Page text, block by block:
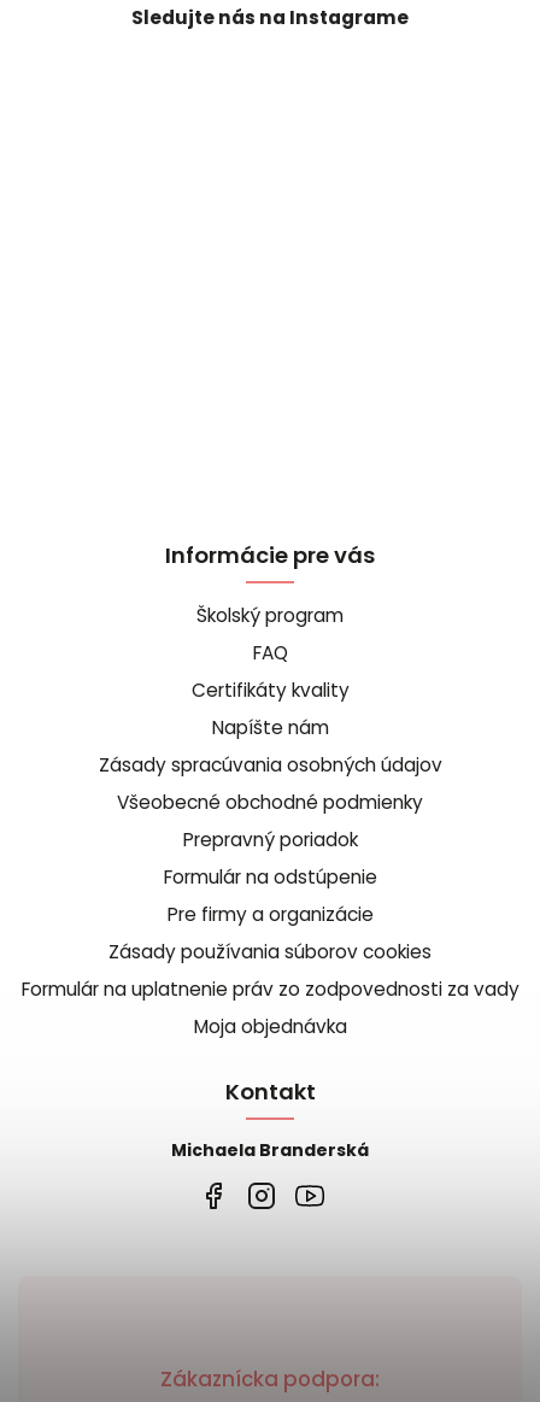
Zákaznícka podpora:
Sledujte nás na Instagrame
Informácie pre vás
Školský program
FAQ
Certifikáty kvality
Napíšte nám
Zásady spracúvania osobných údajov
Všeobecné obchodné podmienky
Prepravný poriadok
Formulár na odstúpenie
Pre firmy a organizácie
Zásady používania súborov cookies
Formulár na uplatnenie práv zo zodpovednosti za vady
Moja objednávka
Kontakt
Michaela Branderská